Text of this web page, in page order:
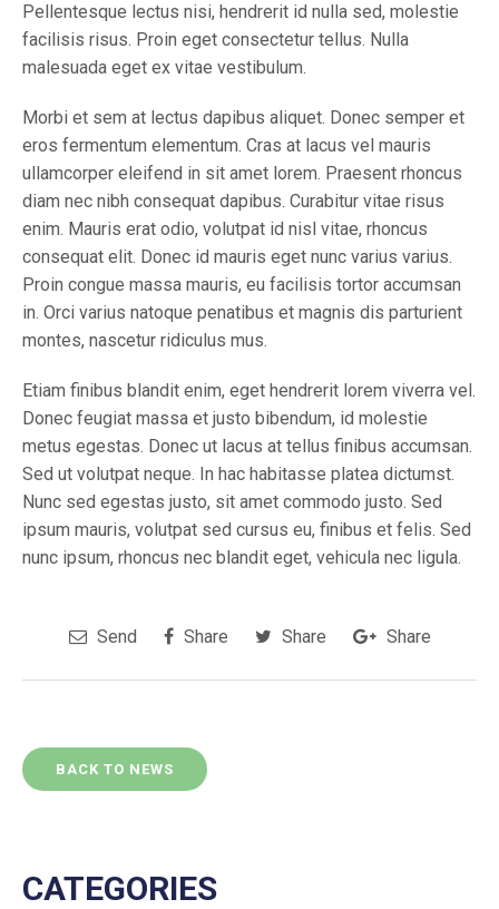
Pellentesque lectus nisi, hendrerit id nulla sed, molestie
facilisis risus. Proin eget consectetur tellus. Nulla
malesuada eget ex vitae vestibulum.
Morbi et sem at lectus dapibus aliquet. Donec semper et
eros fermentum elementum. Cras at lacus vel mauris
ullamcorper eleifend in sit amet lorem. Praesent rhoncus
diam nec nibh consequat dapibus. Curabitur vitae risus
enim. Mauris erat odio, volutpat id nisl vitae, rhoncus
consequat elit. Donec id mauris eget nunc varius varius.
Proin congue massa mauris, eu facilisis tortor accumsan
in. Orci varius natoque penatibus et magnis dis parturient
montes, nascetur ridiculus mus.
Etiam finibus blandit enim, eget hendrerit lorem viverra vel.
Donec feugiat massa et justo bibendum, id molestie
metus egestas. Donec ut lacus at tellus finibus accumsan.
Sed ut volutpat neque. In hac habitasse platea dictumst.
Nunc sed egestas justo, sit amet commodo justo. Sed
ipsum mauris, volutpat sed cursus eu, finibus et felis. Sed
nunc ipsum, rhoncus nec blandit eget, vehicula nec ligula.
Send Share Share Share
BACK TO NEWS
CATEGORIES